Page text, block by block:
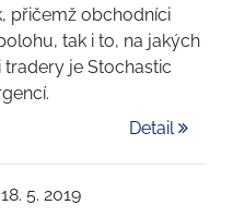
přičemž obchodníci
tak i to, na jakých
je Stochastic
Detail
5. 2019